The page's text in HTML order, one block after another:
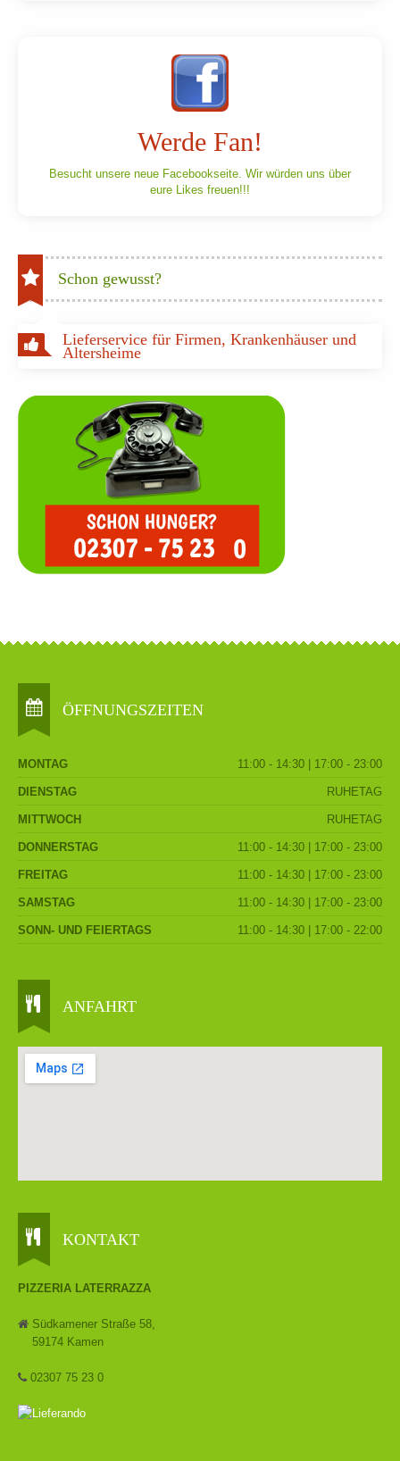
Werde Fan!
Besucht unsere neue Facebookseite. Wir würden uns über
eure Likes freuen!!!
Schon gewusst?
Lieferservice für Firmen, Krankenhäuser und
Altersheime
ÖFFNUNGSZEITEN
MONTAG 11:00 - 14:30 | 17:00 - 23:00
DIENSTAG RUHETAG
MITTWOCH RUHETAG
DONNERSTAG 11:00 - 14:30 | 17:00 - 23:00
FREITAG 11:00 - 14:30 | 17:00 - 23:00
SAMSTAG 11:00 - 14:30 | 17:00 - 23:00
SONN- UND FEIERTAGS 11:00 - 14:30 | 17:00 - 22:00
ANFAHRT
KONTAKT
PIZZERIA LATERRAZZA
Südkamener Straße 58,
59174 Kamen
02307 75 23 0